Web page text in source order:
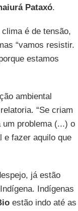
Pataxó.
é de tensão,
“vamos resistir.
estamos
ambiental
“Se criam
um problema (...) o
e fazer aquilo que
já estão
Indígenas
estão indo até as